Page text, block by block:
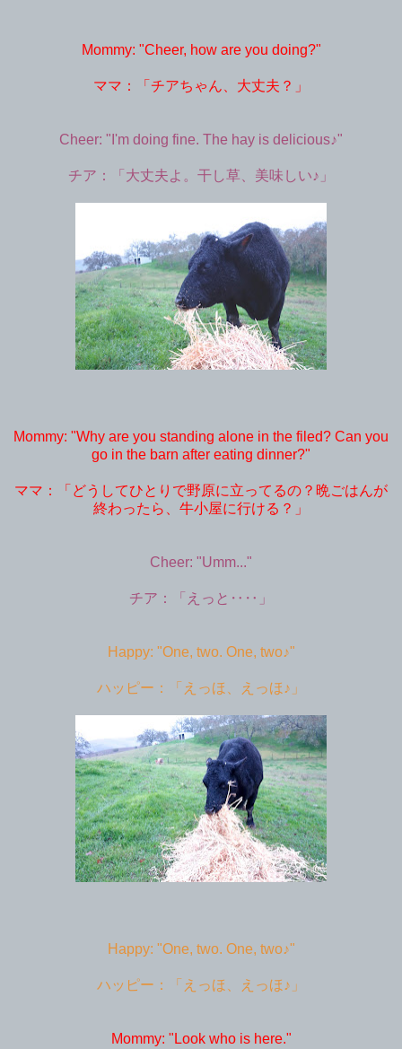
Mommy: "Cheer, how are you doing?"
ママ：「チアちゃん、大丈夫？」
Cheer: "I'm doing fine. The hay is delicious♪"
チア：「大丈夫よ。干し草、美味しい♪」
Mommy: "Why are you standing alone in the filed? Can you
go in the barn after eating dinner?"
ママ：「どうしてひとりで野原に立ってるの？晩ごはんが
終わったら、牛小屋に行ける？」
Cheer: "Umm..."
チア：「えっと‥‥」
Happy: "One, two. One, two♪"
ハッピー：「えっほ、えっほ♪」
Happy: "One, two. One, two♪"
ハッピー：「えっほ、えっほ♪」
Mommy: "Look who is here."